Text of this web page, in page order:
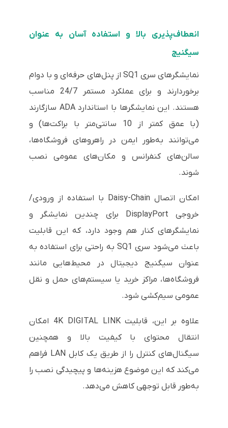
انعطاف‌پذیری بالا و استفاده آسان به عنوان
سیگنیج
نمایشگرهای سری SQ1 از پنل‌های حرفه‌ای و با دوام
برخوردارند و برای عملکرد مستمر 24/7 مناسب
هستند. این نمایشگرها با استاندارد ADA سازگارند
(با عمق کمتر از 10 سانتی‌متر با براکت‌ها) و
می‌توانند به‌طور ایمن در راهروهای فروشگاه‌ها،
سالن‌های کنفرانس و مکان‌های عمومی نصب
شوند.
امکان اتصال Daisy-Chain با استفاده از ورودی/
خروجی DisplayPort برای چندین نمایشگر و
نمایشگرهای کنار هم وجود دارد، که این قابلیت
باعث می‌شود سری SQ1 به راحتی برای استفاده به
عنوان سیگنیج دیجیتال در محیط‌هایی مانند
فروشگاه‌ها، مراکز خرید یا سیستم‌های حمل و نقل
عمومی سیم‌کشی شود.
علاوه بر این، قابلیت 4K DIGITAL LINK امکان
انتقال محتوای با کیفیت بالا و همچنین
سیگنال‌های کنترل را از طریق یک کابل LAN فراهم
می‌کند که این موضوع هزینه‌ها و پیچیدگی نصب را
به‌طور قابل توجهی کاهش می‌دهد.